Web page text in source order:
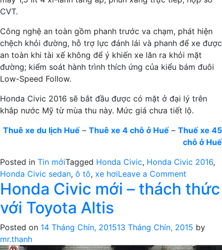
CVT.
Công nghệ an toàn gồm phanh trước va chạm, phát hiện
chệch khỏi đường, hỗ trợ lực đánh lái và phanh để xe được
an toàn khi tài xế không để ý khiến xe lăn ra khỏi mặt
đường; kiểm soát hành trình thích ứng của kiểu bám đuôi
Low-Speed Follow.
Honda Civic 2016 sẽ bắt đầu được có mặt ở đại lý trên
khắp nước Mỹ từ mùa thu này. Mức giá chưa tiết lộ.
Thuê xe du lịch Huế – Thuê xe 4 chỗ ở Huế – Thuế xe 45
chỗ ở Huế
Posted in Tin mớiTagged Honda Civic, Honda Civic 2016,
Honda Civic sedan, ô tô, xe hơiLeave a Comment
Honda
Civic
hiện
ngoài
Honda Civic mới – thách thức
với Toyota Altis
Posted on 14 Tháng Chín, 201513 Tháng Chín, 2015 by
mr.thanh